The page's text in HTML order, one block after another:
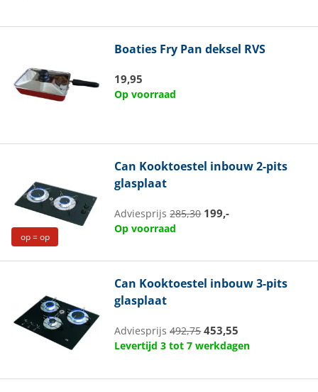
Boaties Fry Pan deksel RVS
19,95
Op voorraad
op = op
Can Kooktoestel inbouw 2-pits
glasplaat
Adviesprijs285,30 199,-
Op voorraad
Can Kooktoestel inbouw 3-pits
glasplaat
Adviesprijs492,75 453,55
Levertijd 3 tot 7 werkdagen